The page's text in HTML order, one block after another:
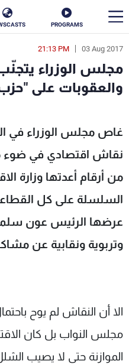
PROGRAMS
03 Aug 2017
21:13 PM
مجلس الوزراء
والعقوبات على "حزب
غاص مجلس الوزراء في
نقاش اقتصادي في ضوء
من أرقام أعدتها وزارة
السلسلة على كل
عرضها الرئيس عون
وتربوية ونقابية عن
الا أن النقاش لم يوح
مجلس النواب بل كان
الموازنة حتى لا يصيب
en
الأخبار
إقتصاد
منوعات
البرامج
عن MTV
لاعلاناتكم